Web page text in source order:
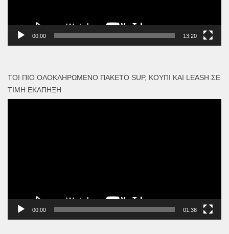
00:00 13:20
ΤΟΙ ΠΙΟ ΟΛΟΚΛΗΡΩΜΈΝΟ ΠΑΚΈΤΟ SUP, ΚΟΥΠΊ ΚΑΙ LEASH ΣΕ
ΤΙΜΉ ΈΚΛΠΗΞΗ
00:00 01:38